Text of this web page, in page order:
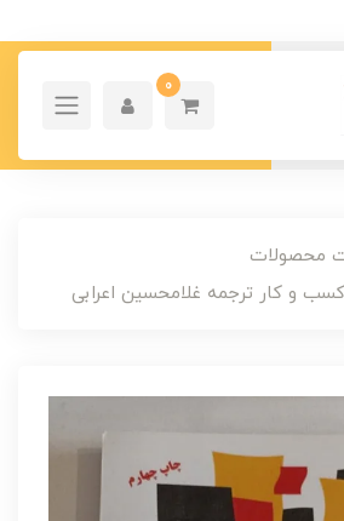
0
محصولات
و کار ترجمه غلامحسین اعرابی